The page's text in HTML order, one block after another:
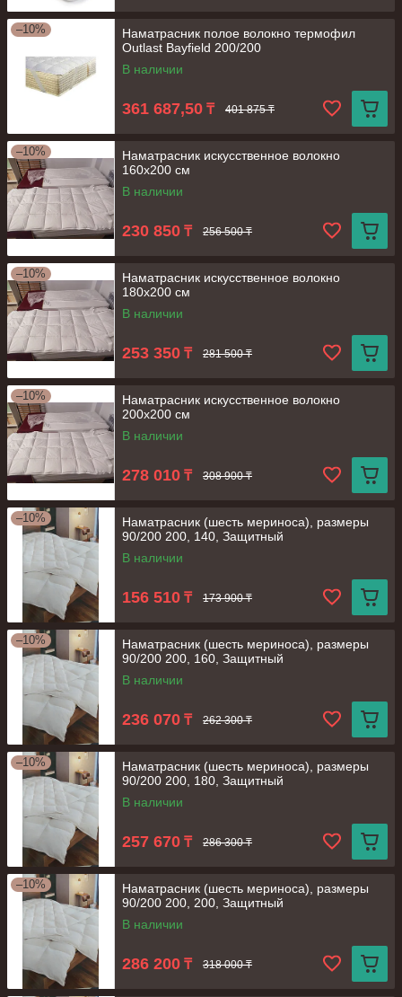
–10%
Наматрасник полое волокно термофил
Outlast Bayfield 200/200
В наличии
361 687,50 ₸ 401 875 ₸
–10%
Наматрасник искусственное волокно
160х200 см
В наличии
230 850 ₸ 256 500 ₸
–10%
Наматрасник искусственное волокно
180х200 см
В наличии
253 350 ₸ 281 500 ₸
–10%
Наматрасник искусственное волокно
200х200 см
В наличии
278 010 ₸ 308 900 ₸
–10%
Наматрасник (шесть мериноса), размеры
90/200 200, 140, Защитный
В наличии
156 510 ₸ 173 900 ₸
–10%
Наматрасник (шесть мериноса), размеры
90/200 200, 160, Защитный
В наличии
236 070 ₸ 262 300 ₸
–10%
Наматрасник (шесть мериноса), размеры
90/200 200, 180, Защитный
В наличии
257 670 ₸ 286 300 ₸
–10%
Наматрасник (шесть мериноса), размеры
90/200 200, 200, Защитный
В наличии
286 200 ₸ 318 000 ₸